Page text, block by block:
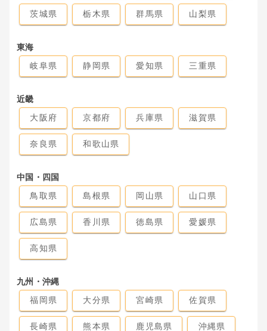
茨城県 栃木県 群馬県 山梨県
東海
岐阜県
静岡県 愛知県 三重県
近畿
大阪府
京都府 兵庫県 滋賀県
奈良県 和歌山県
中国・四国
鳥取県
島根県 岡山県 山口県
広島県 香川県 徳島県 愛媛県
高知県
九州・沖縄
福岡県
大分県 宮崎県 佐賀県
長崎県 熊本県 鹿児島県 沖縄県